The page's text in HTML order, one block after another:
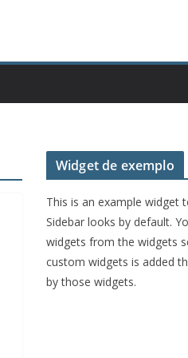
Widget de exemplo
This is an example widget
Sidebar looks by default.
widgets from the widgets
custom widgets is added
by those widgets.